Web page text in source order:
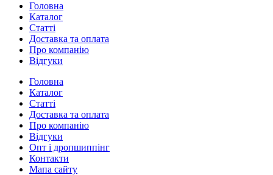
Головна
Каталог
Статті
Доставка та оплата
Про компанію
Відгуки
Головна
Каталог
Статті
Доставка та оплата
Про компанію
Відгуки
Опт і дропшиппінг
Контакти
Мапа сайту